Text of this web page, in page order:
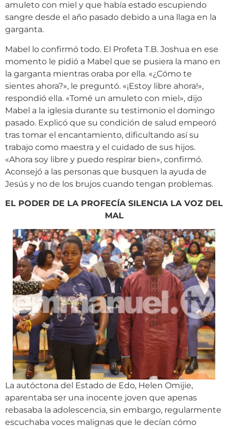
amuleto con miel y que había estado escupiendo
sangre desde el año pasado debido a una llaga en la
garganta.
Mabel lo confirmó todo. El Profeta T.B. Joshua en ese
momento le pidió a Mabel que se pusiera la mano en
la garganta mientras oraba por ella. «¿Cómo te
sientes ahora?», le preguntó. «¡Estoy libre ahora!»,
respondió ella. «Tomé un amuleto con miel», dijo
Mabel a la iglesia durante su testimonio el domingo
pasado. Explicó que su condición de salud empeoró
tras tomar el encantamiento, dificultando así su
trabajo como maestra y el cuidado de sus hijos.
«Ahora soy libre y puedo respirar bien», confirmó.
Aconsejó a las personas que busquen la ayuda de
Jesús y no de los brujos cuando tengan problemas.
EL PODER DE LA PROFECÍA SILENCIA LA VOZ DEL
MAL
La autóctona del Estado de Edo, Helen Omijie,
aparentaba ser una inocente joven que apenas
rebasaba la adolescencia, sin embargo, regularmente
escuchaba voces malignas que le decían cómo